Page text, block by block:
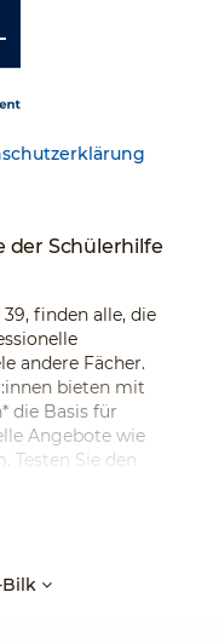
der Schülerhilfe
finden alle, die
andere Fächer.
bieten mit
die Basis für
Angebote wie
Testen Sie den
Bilk